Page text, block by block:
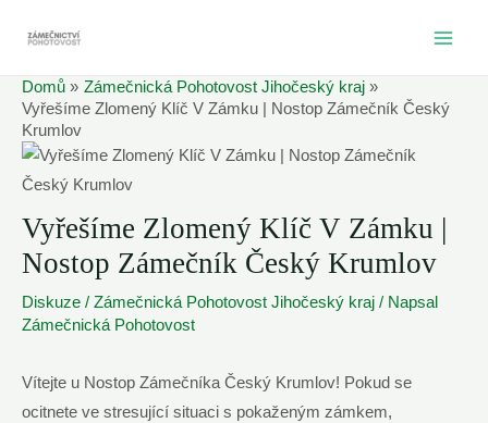
Domů
Zámečnická Pohotovost Jihočeský kraj
Vyřešíme Zlomený Klíč V Zámku | Nostop Zámečník Český
Krumlov
Vyřešíme Zlomený Klíč V Zámku |
Nostop Zámečník Český Krumlov
Diskuze / Zámečnická Pohotovost Jihočeský kraj / Napsal
Zámečnická Pohotovost
Vítejte u Nostop Zámečníka Český Krumlov! Pokud se
ocitnete ve stresující situaci s pokaženým zámkem,